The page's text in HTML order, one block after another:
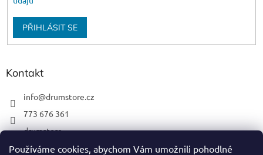
Používáme cookies, abychom Vám umožnili pohodlné
PŘIHLÁSIT SE
Kontakt
info@drumstore.cz
773 676 361
drumstore
drumstore.cz